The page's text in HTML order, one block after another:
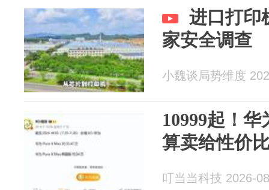
进口打印
家安全调查
小魏谈局势维度
10999起！
算卖给性价
叮当当科技 2026-